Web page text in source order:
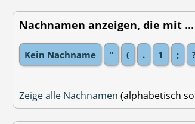
Nachnamen anzeigen, die mit
Kein Nachname " ( . 1 ;
Zeige alle Nachnamen (alphabetisch